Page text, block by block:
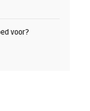
voor?